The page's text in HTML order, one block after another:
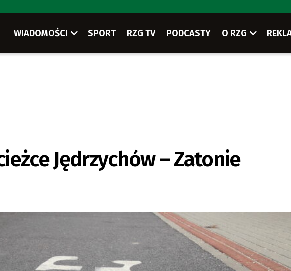
WIADOMOŚCI SPORT RZG TV PODCASTY O RZG
Jędrzychów – Zatonie